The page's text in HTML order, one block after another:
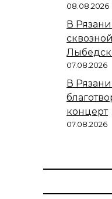
08.08.2026
В
07.08.2026
В
концерт
07.08.2026